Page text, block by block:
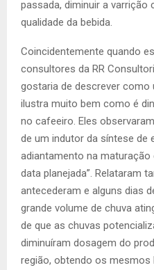
passada, diminuir a
qualidade da bebida.
Coincidentemente quando
consultores da RR
gostaria de descrever como
ilustra muito bem como é
no cafeeiro. Eles
de um indutor da síntese de
adiantamento na
data planejada”. Relataram
antecederam e alguns dias
grande volume de chuva
de que as chuvas
diminuíram dosagem do
região, obtendo os